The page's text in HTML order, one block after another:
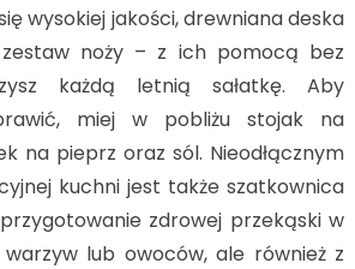
wysokiej jakości, drewniana deska
noży – z ich pomocą bez
każdą letnią sałatkę. Aby
miej w pobliżu stojak na
na pieprz oraz sól. Nieodłącznym
kuchni jest także szatkownica
zdrowej przekąski w
lub owoców, ale również z